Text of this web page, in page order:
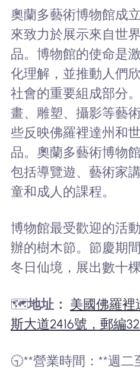
奧蘭多藝術博物館成
來致力於展示來自世
品。博物館的使命是
化理解，並推動人們
社會的重要組成部分
畫、雕塑、攝影等藝
些反映佛羅裡達州和
品。奧蘭多藝術博物
包括導覽遊、藝術家
童和成人的課程。
博物館最受歡迎的活
辦的樹木節。節慶期
冬日仙境，展出數十
🗺️地址： 美國佛羅裡
斯大道2416號，郵編
🕤**營業時間：**週二